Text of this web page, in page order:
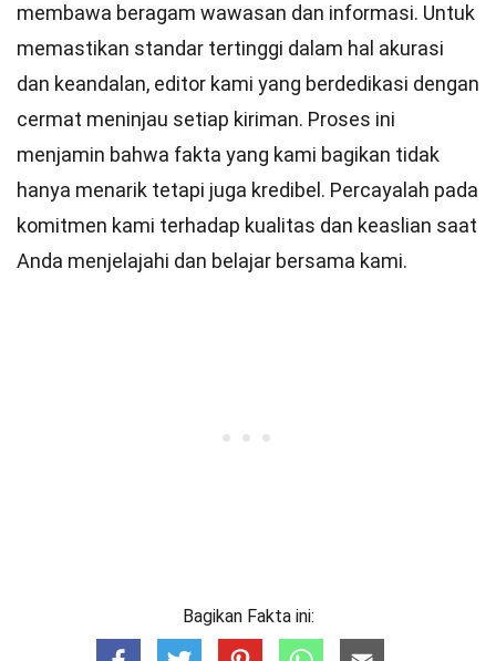
membawa beragam wawasan dan informasi. Untuk
memastikan standar tertinggi dalam hal akurasi
dan keandalan, editor kami yang berdedikasi dengan
cermat meninjau setiap kiriman. Proses ini
menjamin bahwa fakta yang kami bagikan tidak
hanya menarik tetapi juga kredibel. Percayalah pada
komitmen kami terhadap kualitas dan keaslian saat
Anda menjelajahi dan belajar bersama kami.
Bagikan Fakta ini: